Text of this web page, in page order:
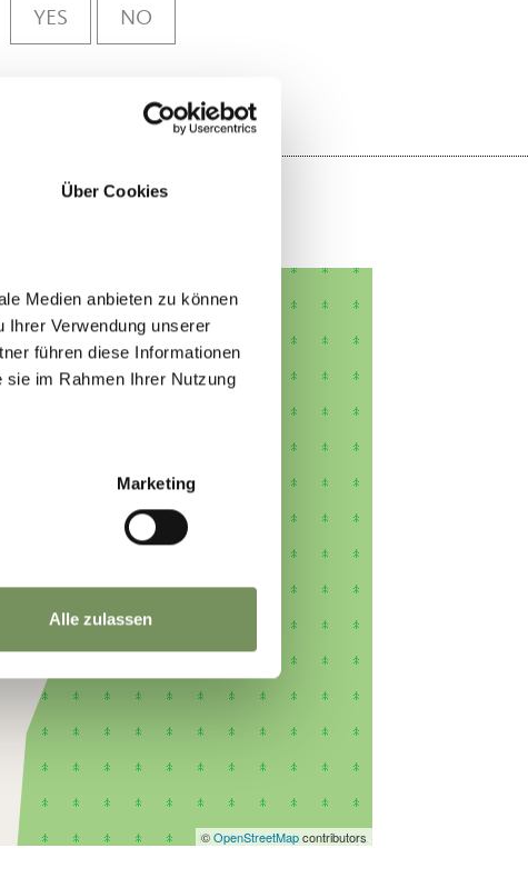
Über Cookies
Medien anbieten zu können
Ihrer Verwendung unserer
führen diese Informationen
sie im Rahmen Ihrer Nutzung
Marketing
Alle zulassen
YES NO
©OpenStreetMapcontributors